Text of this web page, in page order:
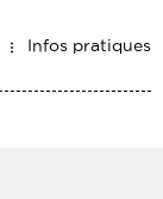
Infos pratiques